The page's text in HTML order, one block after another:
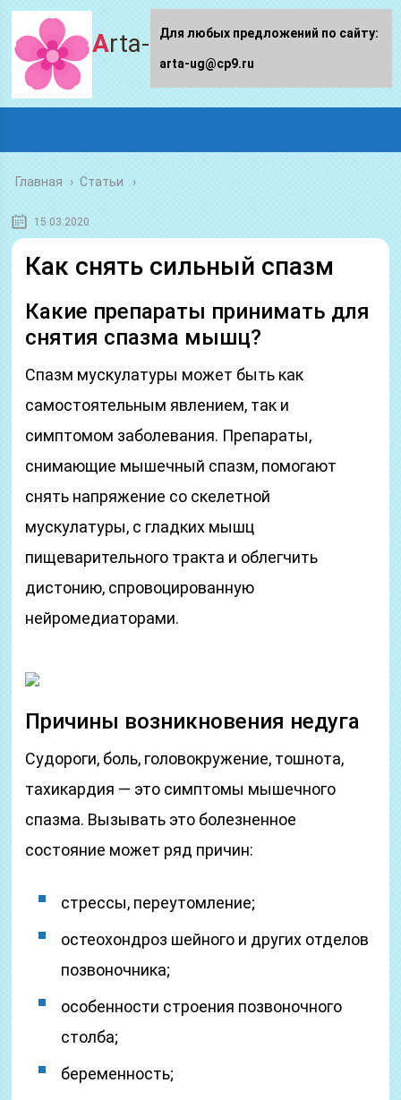
Arta-ug.ru
Главная › Статьи
15.03.2020
Как снять сильный спазм
Какие препараты принимать для
снятия спазма мышц?
Спазм мускулатуры может быть как
самостоятельным явлением, так и
симптомом заболевания. Препараты,
снимающие мышечный спазм, помогают
снять напряжение со скелетной
мускулатуры, с гладких мышц
пищеварительного тракта и облегчить
дистонию, спровоцированную
нейромедиаторами.
Причины возникновения недуга
Судороги, боль, головокружение, тошнота,
тахикардия — это симптомы мышечного
спазма. Вызывать это болезненное
состояние может ряд причин:
стрессы, переутомление;
остеохондроз шейного и других отделов
позвоночника;
особенности строения позвоночного
столба;
беременность;
Для любых предложений по сайту:
arta-ug@cp9.ru